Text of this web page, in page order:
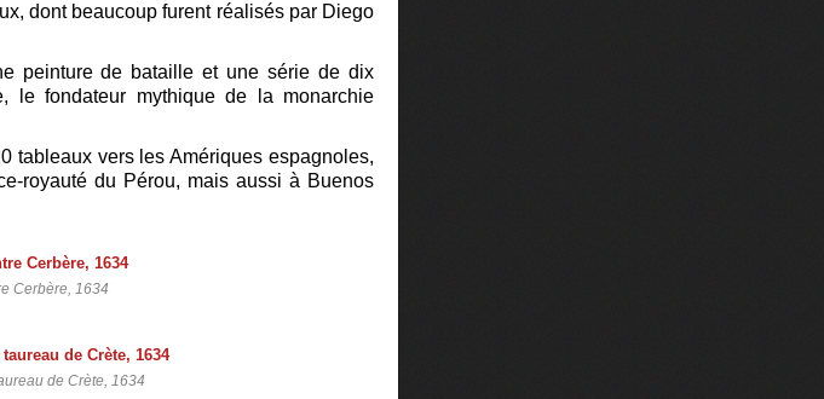
dont beaucoup furent réalisés par Diego
peinture de bataille et une série de dix
le fondateur mythique de la monarchie
tableaux vers les Amériques espagnoles,
royauté du Pérou, mais aussi à Buenos
Cerbère, 1634
de Crète, 1634